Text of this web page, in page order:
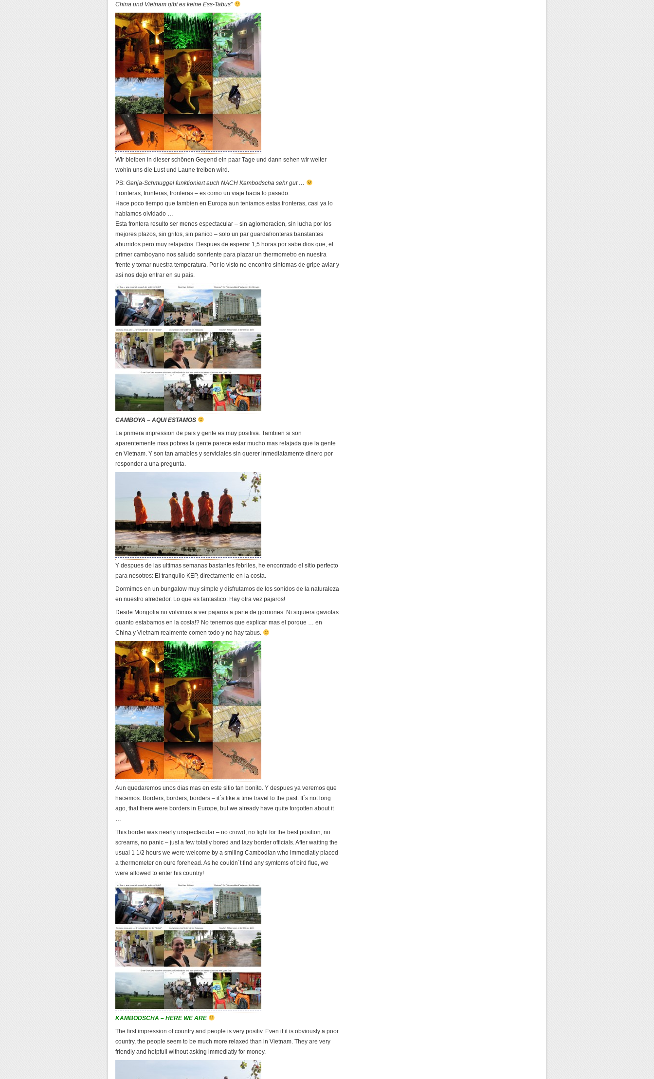
China und Vietnam gibt es keine Ess-Tabus”
Wir bleiben in dieser schönen Gegend ein paar Tage und dann sehen wir weiter
wohin uns die Lust und Laune treiben wird.
PS: Ganja-Schmuggel funktioniert auch NACH Kambodscha sehr gut …
Fronteras, fronteras, fronteras – es como un viaje hacia lo pasado.
Hace poco tiempo que tambien en Europa aun teniamos estas fronteras, casi ya lo
habiamos olvidado …
Esta frontera resulto ser menos espectacular – sin aglomeracion, sin lucha por los
mejores plazos, sin gritos, sin panico – solo un par guardafronteras banstantes
aburridos pero muy relajados. Despues de esperar 1,5 horas por sabe dios que, el
primer camboyano nos saludo sonriente para plazar un thermometro en nuestra
frente y tomar nuestra temperatura. Por lo visto no encontro sintomas de gripe aviar y
asi nos dejo entrar en su pais.
CAMBOYA – AQUI ESTAMOS
La primera impression de pais y gente es muy positiva. Tambien si son
aparentemente mas pobres la gente parece estar mucho mas relajada que la gente
en Vietnam. Y son tan amables y serviciales sin querer inmediatamente dinero por
responder a una pregunta.
Y despues de las ultimas semanas bastantes febriles, he encontrado el sitio perfecto
para nosotros: El tranquilo KEP, directamente en la costa.
Dormimos en un bungalow muy simple y disfrutamos de los sonidos de la naturaleza
en nuestro alrededor. Lo que es fantastico: Hay otra vez pajaros!
Desde Mongolia no volvimos a ver pajaros a parte de gorriones. Ni siquiera gaviotas
quanto estabamos en la costa!? No tenemos que explicar mas el porque … en
China y Vietnam realmente comen todo y no hay tabus.
Aun quedaremos unos dias mas en este sitio tan bonito. Y despues ya veremos que
hacemos. Borders, borders, borders – it´s like a time travel to the past. It´s not long
ago, that there were borders in Europe, but we already have quite forgotten about it
…
This border was nearly unspectacular – no crowd, no fight for the best position, no
screams, no panic – just a few totally bored and lazy border officials. After waiting the
usual 1 1/2 hours we were welcome by a smiling Cambodian who immediatly placed
a thermometer on oure forehead. As he couldn´t find any symtoms of bird flue, we
were allowed to enter his country!
KAMBODSCHA – HERE WE ARE
The first impression of country and people is very positiv. Even if it is obviously a poor
country, the people seem to be much more relaxed than in Vietnam. They are very
friendly and helpfull without asking immediatly for money.